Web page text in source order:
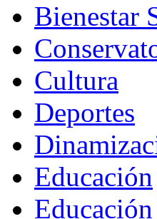
Bienestar
Cultura
Deportes
Educación